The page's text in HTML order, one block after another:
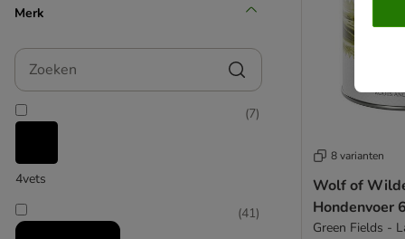
Bozita
Briantos
Burns
Carnilove
Cavom
Merk
Zoeken
4vets
(7)
(41)
8 varianten
Wolf of
Hondenvoer
Green Fields -